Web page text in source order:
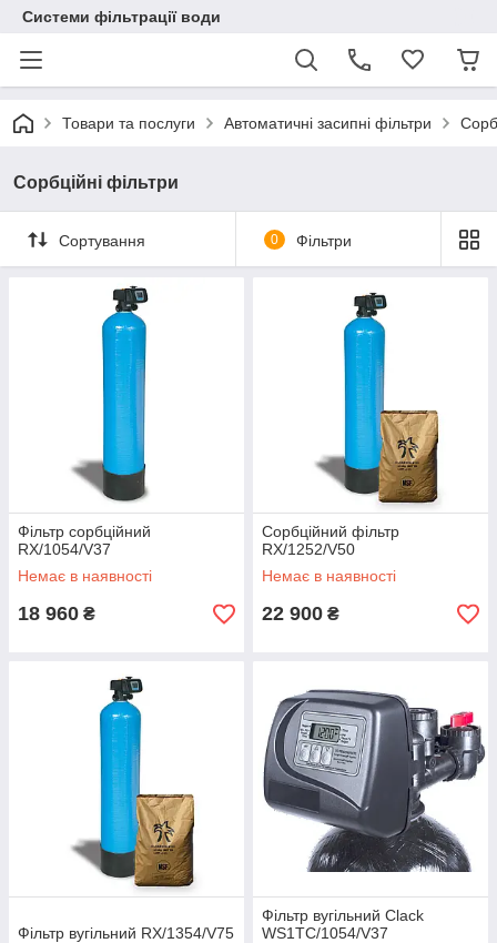
Системи фільтрації води
Товари та послуги Автоматичні засипні фільтри
Сорбційні фільтри
Сортування 0 Фільтри
Фільтр сорбційний
RX/1054/V37
Немає в наявності
18 960 ₴
Сорбційний фільтр
RX/1252/V50
Немає в наявності
22 900 ₴
Фільтр вугільний RX/1354/V75
Фільтр вугільний Clack
WS1TC/1054/V37